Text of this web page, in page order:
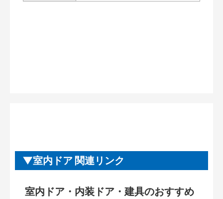
室内ドア 関連リンク
室内ドア・内装ドア・建具のおすすめ